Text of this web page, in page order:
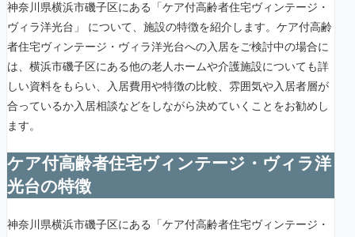
神奈川県横浜市磯子区にある「ケア付高齢者住宅ヴィンテージ・
ヴィラ洋光台」 について、施設の特徴を紹介します。ケア付高齢
者住宅ヴィンテージ・ヴィラ洋光台への入居をご検討中の場合に
は、横浜市磯子区にある他の老人ホームや介護施設についても詳
しい資料をもらい、入居費用や特徴の比較、雰囲気や入居者層が
合っているか入居相談などをしながら決めていくことをお勧めし
ます。
ケア付高齢者住宅ヴィンテージ・ヴィラ洋
光台の特徴
神奈川県横浜市磯子区にある「ケア付高齢者住宅ヴィンテージ・